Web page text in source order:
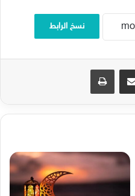
نسخ الرابط
مشاركة عبر البريد طباعة